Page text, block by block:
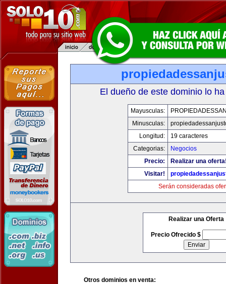
El dueño de este dominio lo
Mayusculas:
Minusculas:
Longitud:
19 caracteres
Categorias:
Negocios
Precio:
Realizar una
Visitar!
Serán consideradas
Realizar una Oferta
Precio Ofrecido $
Otros dominios en venta: